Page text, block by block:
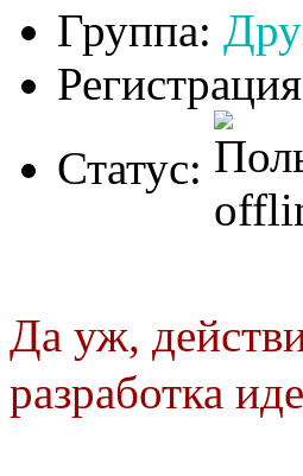
Группа:
Статус:
Да уж,
разработка